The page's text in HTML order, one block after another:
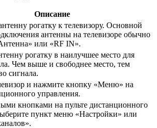
Описание
рогатку к телевизору. Основной
антенны на телевизоре обычно
или «RF IN».
рогатку в наилучшее место для
Чем выше и свободнее место, тем
сигнала.
и нажмите кнопку «Меню» на
управления.
кнопками на пульте дистанционного
пункт меню «Настройки» или